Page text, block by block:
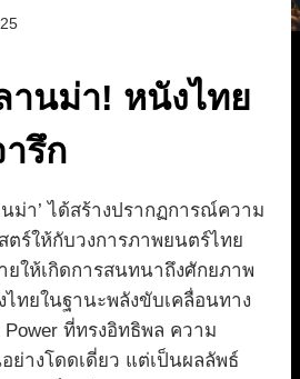
านม่า! หนังไทย
รึก
ม่า’ ได้สร้างปรากฏการณ์ความ
ตร์ให้กับวงการภาพยนตร์ไทย
ยให้เกิดการสนทนาถึงศักยภาพ
ทยในฐานะพลังขับเคลื่อนทาง
ที่ทรงอิทธิพล ความ
ย่างโดดเดี่ยว แต่เป็นผลลัพธ์